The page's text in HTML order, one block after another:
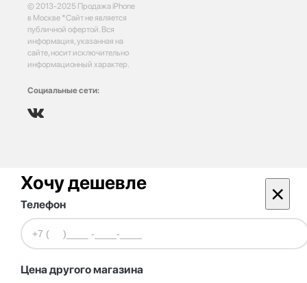
© 2013-2025 Продажа iPhone
в Москве *Сайт не является
публичной офертой. Вся
информация, указанная на
сайте, носит исключительно
информационный характер.
Социальные сети:
Хочу дешевле ×
Телефон
Цена другого магазина